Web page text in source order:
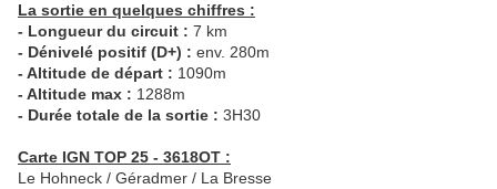
La sortie en quelques chiffres :
- Longueur du circuit : 7 km
- Dénivelé positif (D+) : env. 280m
- Altitude de départ : 1090m
- Altitude max : 1288m
- Durée totale de la sortie : 3H30
Carte IGN TOP 25 - 3618OT :
Le Hohneck / Géradmer / La Bresse